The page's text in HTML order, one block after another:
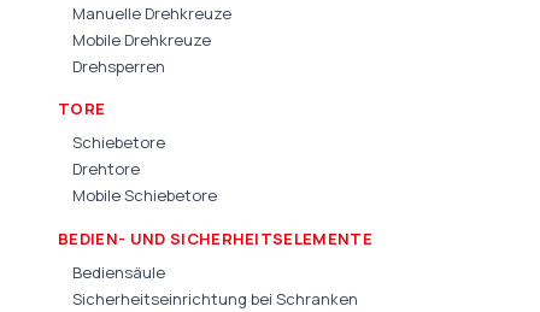
Manuelle Drehkreuze
Mobile Drehkreuze
Drehsperren
TORE
Schiebetore
Drehtore
Mobile Schiebetore
BEDIEN- UND SICHERHEITSELEMENTE
Bediensäule
Sicherheitseinrichtung bei Schranken